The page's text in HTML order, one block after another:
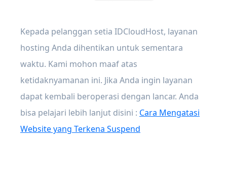
Kepada pelanggan setia IDCloudHost, layanan
hosting Anda dihentikan untuk sementara
waktu. Kami mohon maaf atas
ketidaknyamanan ini. Jika Anda ingin layanan
dapat kembali beroperasi dengan lancar. Anda
bisa pelajari lebih lanjut disini : Cara Mengatasi
Website yang Terkena Suspend